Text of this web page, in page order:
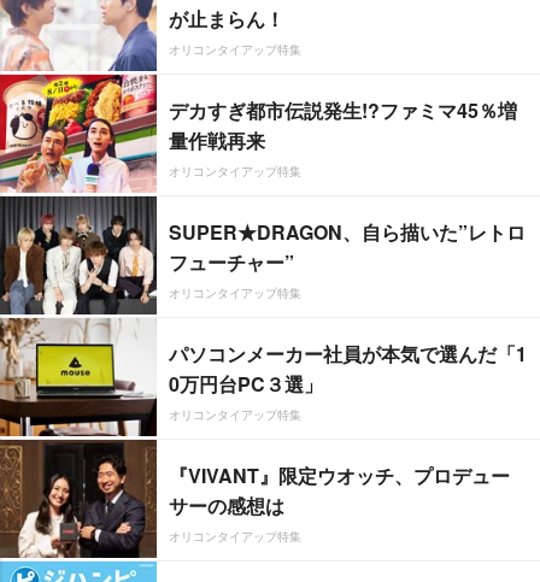
が止まらん！
オリコンタイアップ特集
デカすぎ都市伝説発生!?ファミマ45％増
量作戦再来
オリコンタイアップ特集
SUPER★DRAGON、自ら描いた”レトロ
フューチャー”
オリコンタイアップ特集
パソコンメーカー社員が本気で選んだ「1
0万円台PC３選」
オリコンタイアップ特集
『VIVANT』限定ウオッチ、プロデュー
サーの感想は
オリコンタイアップ特集